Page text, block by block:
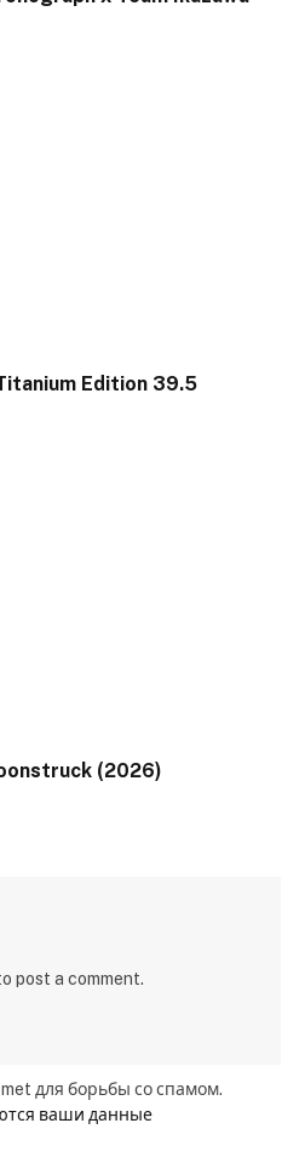
Edition 39.5
(2026)
post a comment.
для борьбы со спамом.
ваши данные